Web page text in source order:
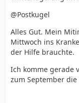
@Postkugel
Alles Gut. Mein
Mittwoch ins
der Hilfe brauchte.
Ich komme gerade
zum September die